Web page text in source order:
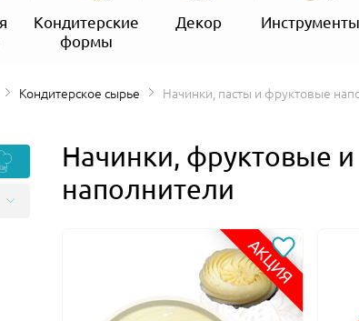
Кондитерские
формы
Декор Инструменты
Кондитерское сырье Начинки, пасты и фруктовые
Начинки, фруктовые
наполнители
АКЦИЯ